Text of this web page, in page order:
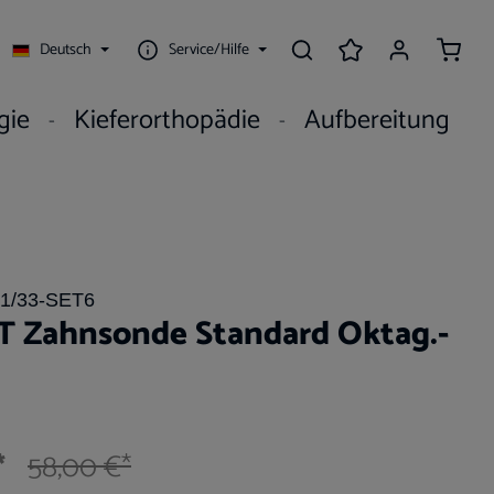
Deutsch Service/Hilfe
Kieferorthopädie Aufbereitung
33-SET6
Zahnsonde Standard Oktag.-
58,00 €*